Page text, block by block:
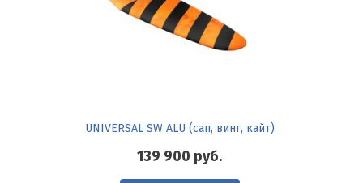
UNIVERSAL SW ALU (сап, винг, кайт)
139 900 руб.